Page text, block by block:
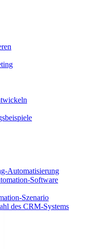
Sie sich für die Inhalte
Automatisierung
Software
Szenario
des CRM-Systems